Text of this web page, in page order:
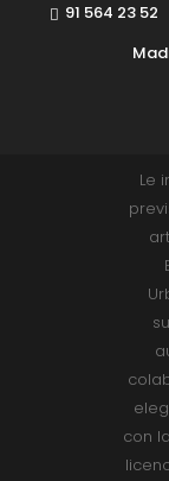
91 564 23 52
Le
con